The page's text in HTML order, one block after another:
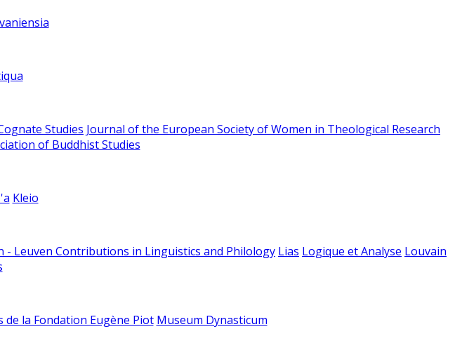
Studies Journal of the European Society of Women in Theological Research
of Buddhist Studies
Kleio
- Leuven Contributions in Linguistics and Philology Lias Logique et Analyse Louvain
la Fondation Eugène Piot Museum Dynasticum